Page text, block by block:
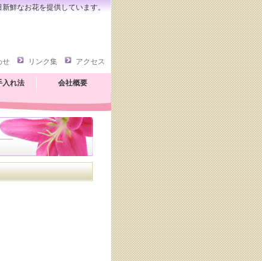
鮮なお花を提供しています。
せ リンク集 アクセス
入れ法 会社概要